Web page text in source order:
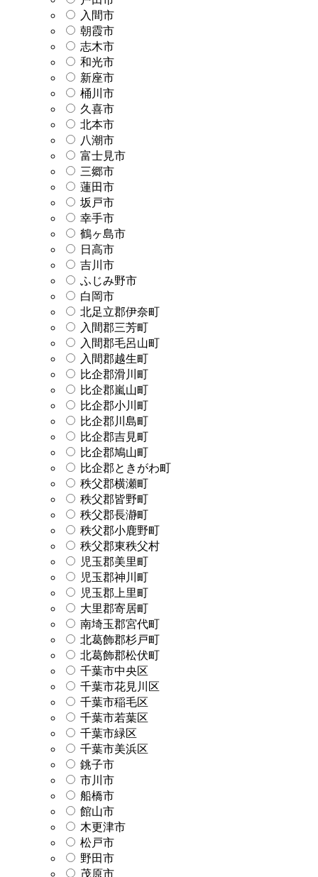
入間市
朝霞市
志木市
和光市
新座市
桶川市
久喜市
北本市
八潮市
富士見市
三郷市
蓮田市
坂戸市
幸手市
鶴ヶ島市
日高市
吉川市
ふじみ野市
白岡市
北足立郡伊奈町
入間郡三芳町
入間郡毛呂山町
入間郡越生町
比企郡滑川町
比企郡嵐山町
比企郡小川町
比企郡川島町
比企郡吉見町
比企郡鳩山町
比企郡ときがわ町
秩父郡横瀬町
秩父郡皆野町
秩父郡長瀞町
秩父郡小鹿野町
秩父郡東秩父村
児玉郡美里町
児玉郡神川町
児玉郡上里町
大里郡寄居町
南埼玉郡宮代町
北葛飾郡杉戸町
北葛飾郡松伏町
千葉市中央区
千葉市花見川区
千葉市稲毛区
千葉市若葉区
千葉市緑区
千葉市美浜区
銚子市
市川市
船橋市
館山市
木更津市
松戸市
野田市
茂原市